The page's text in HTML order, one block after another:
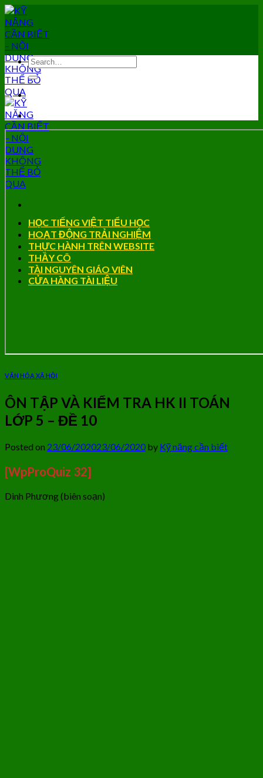
Skip
to
content
HỌC TIẾNG VIỆT TIỂU HỌC
HOẠT ĐỘNG TRẢI NGHIỆM
THỰC HÀNH TRÊN WEBSITE
THẦY CÔ
TÀI NGUYÊN GIÁO VIÊN
CỬA HÀNG TÀI LIỆU
VĂN HÓA XÃ HỘI
ÔN TẬP VÀ KIỂM TRA HK II TOÁN
LỚP 5 – ĐỀ 10
Posted on 23/06/202023/06/2020by Kỹ năng cần biết
[WpProQuiz 32]
Dinh Phương (biên soạn)